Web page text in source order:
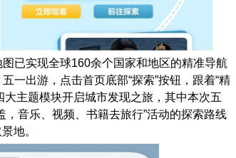
已实现全球160余个国家和地区的精准导航
一出游，点击首页底部“探索”按钮，跟着“精
大主题模块开启城市发现之旅，其中本次五
音乐、视频、书籍去旅行”活动的探索路线
地。